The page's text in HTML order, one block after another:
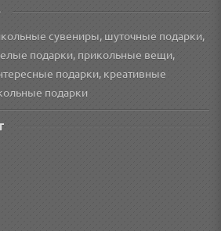
сувениры, шуточные подарки,
подарки, прикольные вещи,
подарки, креативные
подарки